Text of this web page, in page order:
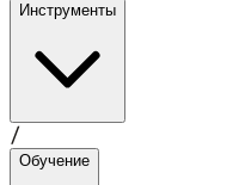
Инструменты
/
Обучение